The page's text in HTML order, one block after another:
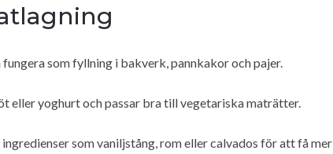
som fyllning i bakverk, pannkakor och pajer.
eller yoghurt och passar bra till vegetariska maträtter.
som vaniljstång, rom eller calvados för att få mer